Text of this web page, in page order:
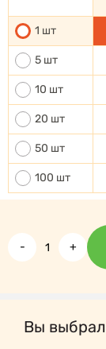
1 шт
5 шт
10 шт
20 шт
50 шт
100 шт
- +
Вы